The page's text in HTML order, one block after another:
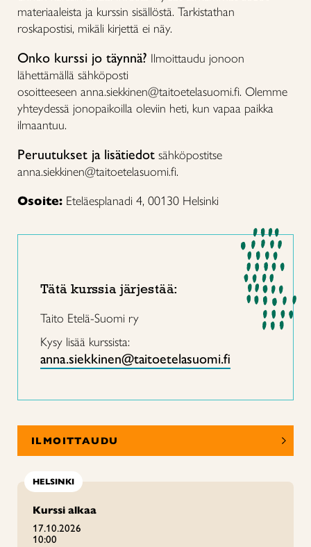
materiaaleista ja kurssin sisällöstä. Tarkistathan
roskapostisi, mikäli kirjettä ei näy.
Onko kurssi jo täynnä? Ilmoittaudu jonoon
lähettämällä sähköposti
osoitteeseen anna.siekkinen@taitoetelasuomi.fi. Olemme
yhteydessä jonopaikoilla oleviin heti, kun vapaa paikka
ilmaantuu.
Peruutukset ja lisätiedot sähköpostitse
anna.siekkinen@taitoetelasuomi.fi.
Osoite: Eteläesplanadi 4, 00130 Helsinki
Tätä kurssia järjestää:
Taito Etelä-Suomi ry
Kysy lisää kurssista:
anna.siekkinen@taitoetelasuomi.fi
ILMOITTAUDU
HELSINKI
Kurssi alkaa
17.10.2026
10:00